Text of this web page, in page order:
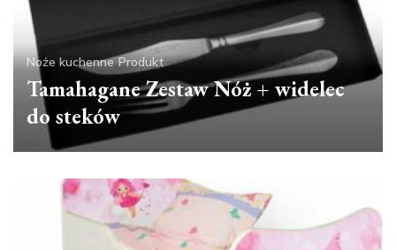
Noże kuchenne Produkt
Tamahagane Zestaw Nóż + widelec
do steków